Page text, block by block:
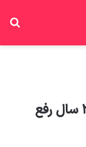
اولین فیلم بهزاد فراهانی بعد از ۳ سال رفع